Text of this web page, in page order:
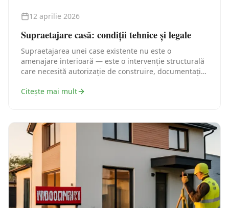
12 aprilie 2026
Supraetajare casă: condiții tehnice și legale
Supraetajarea unei case existente nu este o
amenajare interioară — este o intervenție structurală
care necesită autorizație de construire, documentație
structurală serioasă. Iată traseul legal corect, pas cu
Citește mai mult